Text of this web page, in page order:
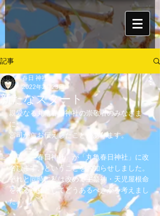
記事
新たなスタート
春日 神社
2022年2月23日
親愛なる丸亀春日神社の崇敬者のみなさま
に、
宮司からお伝えしたことがあります。
以前、「春日神社」が「丸亀春日神社」に改
名します、ということをお知らせしました。
それと同時に私は改めて主祭神・天児屋根命
を祀る神社としてどうあるべきかを考えまし
た。